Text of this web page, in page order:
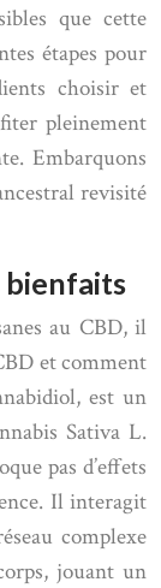
que cette
étapes pour
choisir et
pleinement
Embarquons
revisité
bienfaits
au CBD, il
et comment
est un
Sativa L.
pas d’effets
Il interagit
complexe
jouant un